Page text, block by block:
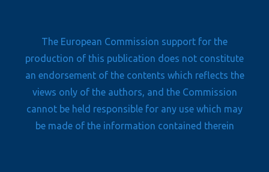
The European Commission support for the
production of this publication does not constitute
an endorsement of the contents which reflects the
views only of the authors, and the Commission
cannot be held responsible for any use which may
be made of the information contained therein